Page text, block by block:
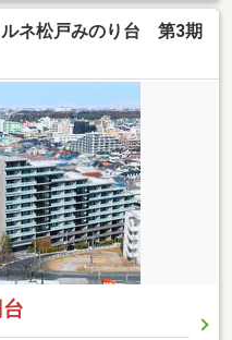
ネ松戸みのり台 第3期